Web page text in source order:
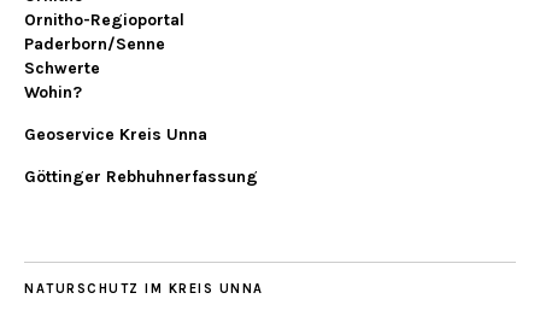
Ornitho-Regioportal
Paderborn/Senne
Schwerte
Wohin?
Geoservice Kreis Unna
Göttinger Rebhuhnerfassung
NATURSCHUTZ IM KREIS UNNA